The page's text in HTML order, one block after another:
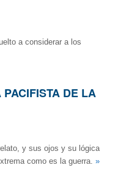
a considerar a los
DE LA
y sus ojos y su lógica
como es la guerra. »